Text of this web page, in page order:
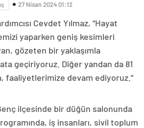
27 Nisan 2024 01:12
Cevdet Yılmaz, “Hayat
yaparken geniş kesimleri
gözeten bir yaklaşımla
geçiriyoruz. Diğer yandan da 81
faaliyetlerimize devam ediyoruz.”
ilçesinde bir düğün salonunda
iş insanları, sivil toplum